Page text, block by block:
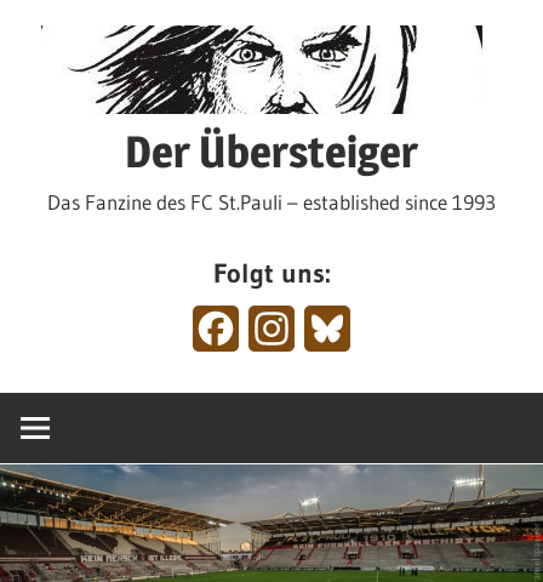
Der Übersteiger
Das Fanzine des FC St.Pauli – established since 1993
Folgt uns:
FacebookInstagram